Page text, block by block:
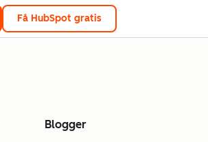
Få HubSpot gratis
Blogger